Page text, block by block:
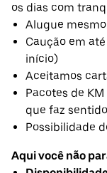
os dias com
Alugue
Caução em até
início)
Aceitamos
Pacotes de
que faz
Possibilidade
Aqui você não